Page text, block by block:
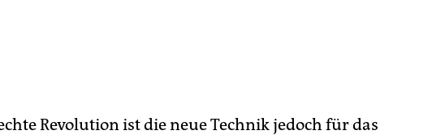
Revolution ist die neue Technik jedoch für das